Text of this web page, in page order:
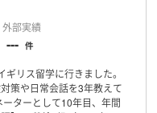
外部実績
--- 件
リス留学に行きました。
策や日常会話を3年教えて
ターとして10年目、年間